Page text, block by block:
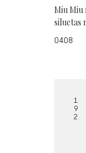
Miu Miu
siluetas
0408
1
9
2